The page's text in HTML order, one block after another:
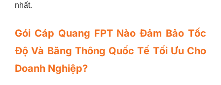
nhất.
Gói Cáp Quang FPT Nào Đảm Bảo Tốc
Độ Và Băng Thông Quốc Tế Tối Ưu Cho
Doanh Nghiệp?